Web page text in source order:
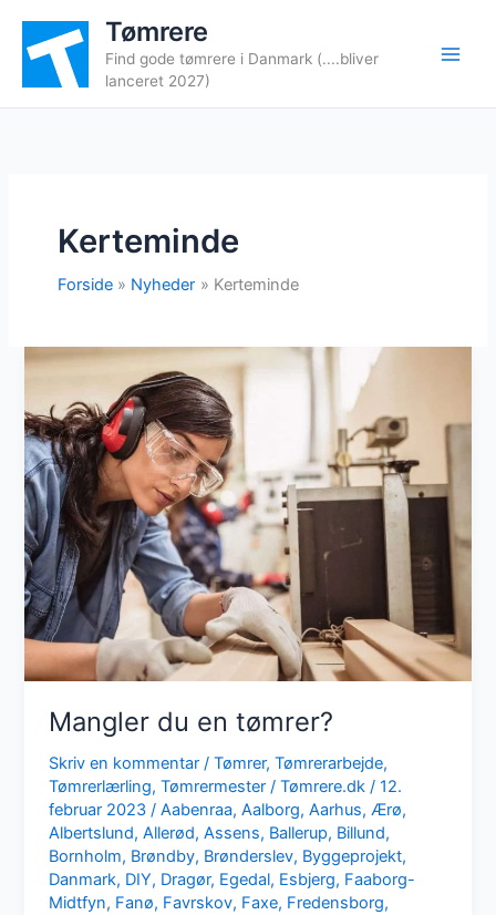
indholdet
Tømrere
Find gode tømrere i Danmark (....bliver
lanceret 2027)
Kerteminde
Forside Nyheder Kerteminde
Mangler du en tømrer?
Skriv en kommentar /Tømrer,Tømrerarbejde,
Tømrerlærling,Tømrermester /Tømrere.dk/12.
februar 2023/Aabenraa,Aalborg,Aarhus,Ærø,
Albertslund,Allerød,Assens, Ballerup, Billund,
Bornholm, Brøndby, Brønderslev, Byggeprojekt,
Danmark, DIY, Dragør, Egedal, Esbjerg, Faaborg-
Midtfyn, Fanø, Favrskov, Faxe, Fredensborg,